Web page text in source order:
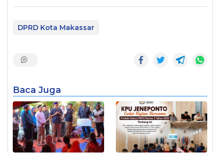
DPRD Kota Makassar
Baca Juga